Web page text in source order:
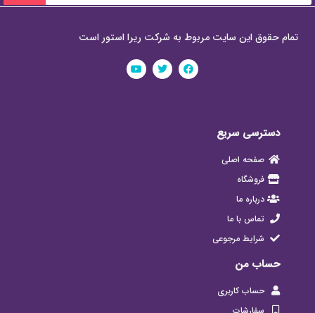
تمام حقوق این سایت مربوط به شرکت ریرا استور است
دسترسی سریع
صفحه اصلی
فروشگاه
درباره ما
تماس با ما
شرایط مرجوعی
حساب من
حساب کاربری
سفارشات